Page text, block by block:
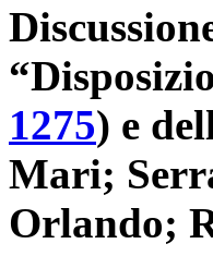
1275​) e
Mari;
Orlando;